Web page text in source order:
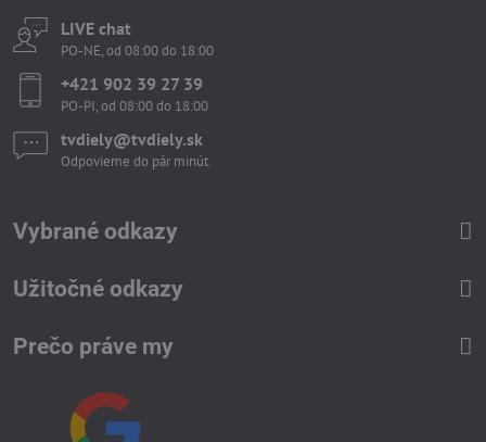
LIVE chat
PO-NE, od 08:00 do 18:00
+421 902 39 27 39
PO-PI, od 08:00 do 18:00
tvdiely​​@tvdiely​​.sk
Odpovieme do pár minút.
Vybrané odkazy
Užitočné odkazy
Prečo práve my